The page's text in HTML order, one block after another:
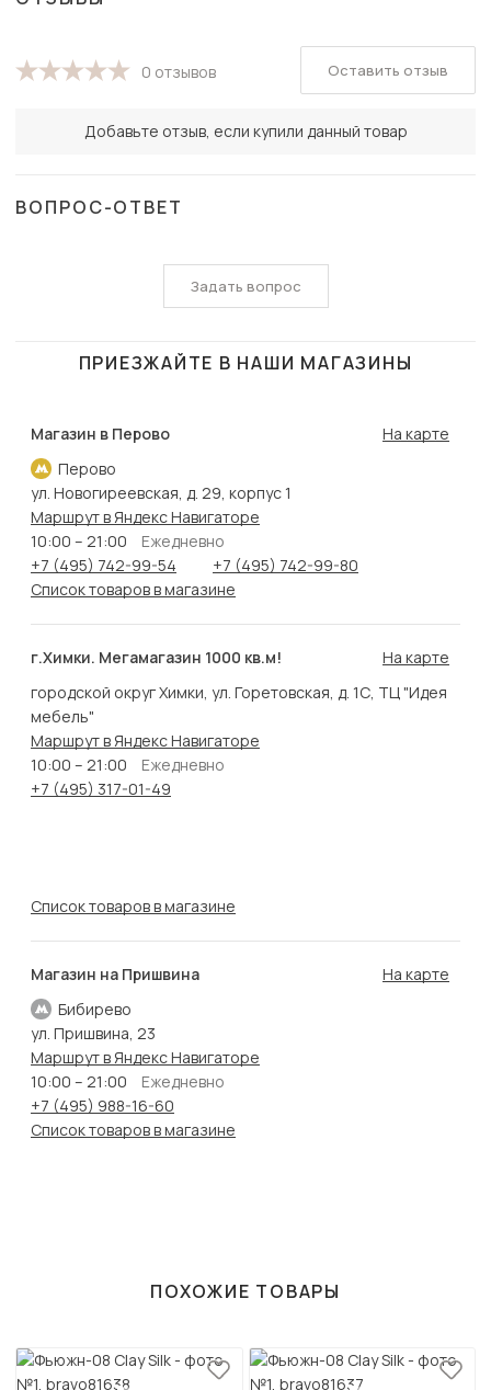
0 отзывов
Добавьте отзыв, если купили данный товар
Оставить отзыв
ВОПРОС-ОТВЕТ
Задать вопрос
ПРИЕЗЖАЙТЕ В НАШИ МАГАЗИНЫ
Магазин в Перово
Перово
На карте
ул. Новогиреевская, д. 29, корпус 1
Маршрут в Яндекс Навигаторе
10:00 – 21:00
Ежедневно
+7 (495) 742-99-54
+7 (495) 742-99-80
Список товаров в магазине
г.Химки. Мегамагазин 1000 кв.м!
На карте
городской округ Химки, ул. Горетовская, д. 1С, ТЦ "Идея
мебель"
Маршрут в Яндекс Навигаторе
10:00 – 21:00
Ежедневно
+7 (495) 317-01-49
Список товаров в магазине
Магазин на Пришвина
Бибирево
На карте
ул. Пришвина, 23
Маршрут в Яндекс Навигаторе
10:00 – 21:00
Ежедневно
+7 (495) 988-16-60
Список товаров в магазине
ПОХОЖИЕ ТОВАРЫ